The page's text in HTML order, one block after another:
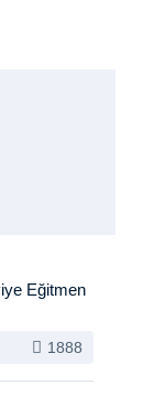
Eğitmen
1888